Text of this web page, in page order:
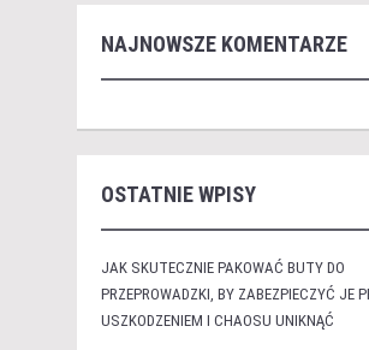
NAJNOWSZE KOMENTARZE
OSTATNIE WPISY
JAK SKUTECZNIE PAKOWAĆ BUTY DO
PRZEPROWADZKI, BY ZABEZPIECZYĆ JE
USZKODZENIEM I CHAOSU UNIKNĄĆ